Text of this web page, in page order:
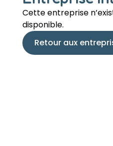
Cette entreprise
disponible.
Retour aux